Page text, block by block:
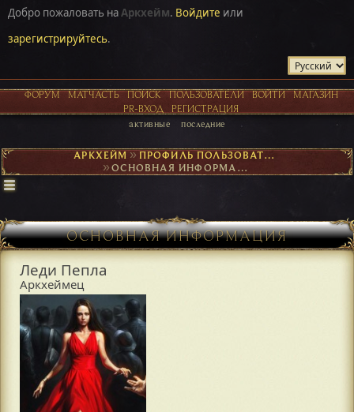
Добро пожаловать наАркхейм. Войдите или
зарегистрируйтесь.
ФОРУМ МАТЧАСТЬ ПОИСК ПОЛЬЗОВАТЕЛИ ВОЙТИ
МАГАЗИН
PR-ВХОД
РЕГИСТРАЦИЯ
активные последние
АРКХЕЙМ► ПРОФИЛЬ ПОЛЬЗОВАТЕЛЯ ЛЕДИ ПЕПЛА
► ОСНОВНАЯ ИНФОРМАЦИЯ
ОСНОВНАЯ ИНФОРМАЦИЯ
Леди Пепла
Аркхеймец